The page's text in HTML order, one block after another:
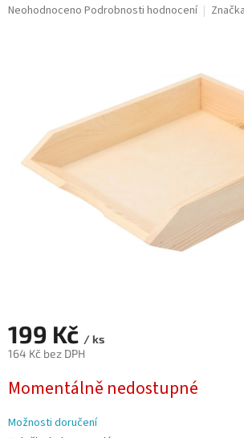
Průměrné
Neohodnoceno Podrobnosti hodnocení
199 Kč / ks
164 Kč bez DPH
cena:
Momentálně nedostupné
Možnosti doručení